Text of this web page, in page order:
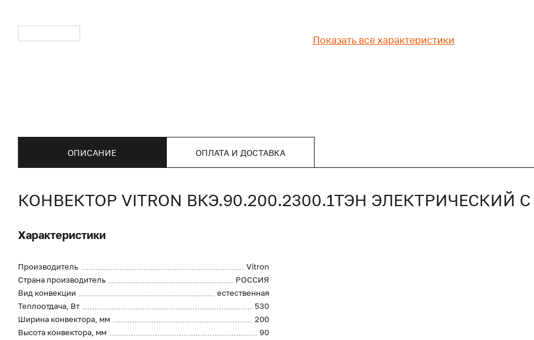
Показать все характеристики
ОПИСАНИЕ ОПЛАТА И ДОСТАВКА
КОНВЕКТОР VITRON ВКЭ.90.200.2300.1ТЭН
Характеристики
Производитель
Vitron
Страна производитель
РОССИЯ
Вид конвекции
естественная
Теплоотдача, Вт
530
Ширина конвектора, мм
200
Высота конвектора, мм
90